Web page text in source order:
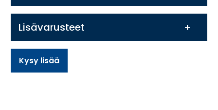
Lisävarusteet
Kysy lisää